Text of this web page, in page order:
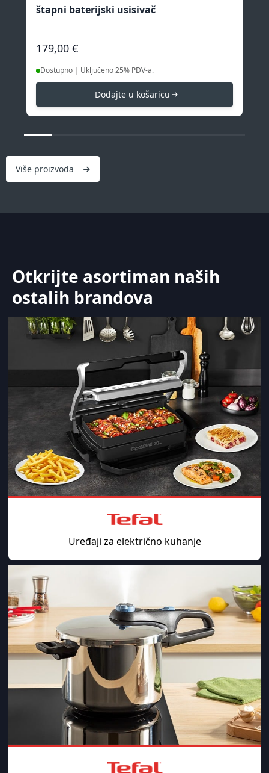
štapni baterijski usisivač
179,00 €
Dostupno | Uključeno 25% PDV-a.
Dodajte u košaricu
Više proizvoda
Otkrijte asortiman naših
ostalih brandova
Uređaji za električno kuhanje